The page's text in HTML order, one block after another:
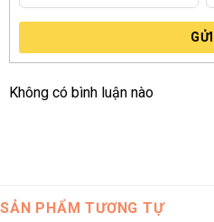
0938 780 001để được tư vấn
GỬI
Không có bình luận nào
SẢN PHẨM TƯƠNG TỰ